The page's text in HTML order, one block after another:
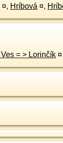
¤, Hríbová ¤,
Bus 20: Košická Nová Ves = > Lorinčík ¤